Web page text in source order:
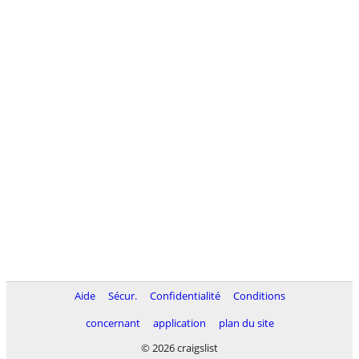
Aide Sécur. Confidentialité
Conditions
concernant
application
plan du site
© 2026 craigslist